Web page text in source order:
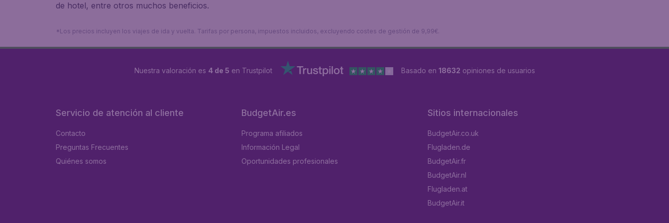
de hotel, entre otros muchos beneficios.
*Los precios incluyen los viajes de ida y vuelta. Tarifas por persona, impuestos incluidos, excluyendo costes de gestión de 9,99€.
Nuestra valoración es 4 de 5 en Trustpilot Basado en 18632 opiniones de usuarios
Servicio de atención al cliente
Contacto
Preguntas Frecuentes
Quiénes somos
BudgetAir.es
Programa afiliados
Información Legal
Oportunidades profesionales
Sitios internacionales
BudgetAir.co.uk
Flugladen.de
BudgetAir.fr
BudgetAir.nl
Flugladen.at
BudgetAir.it